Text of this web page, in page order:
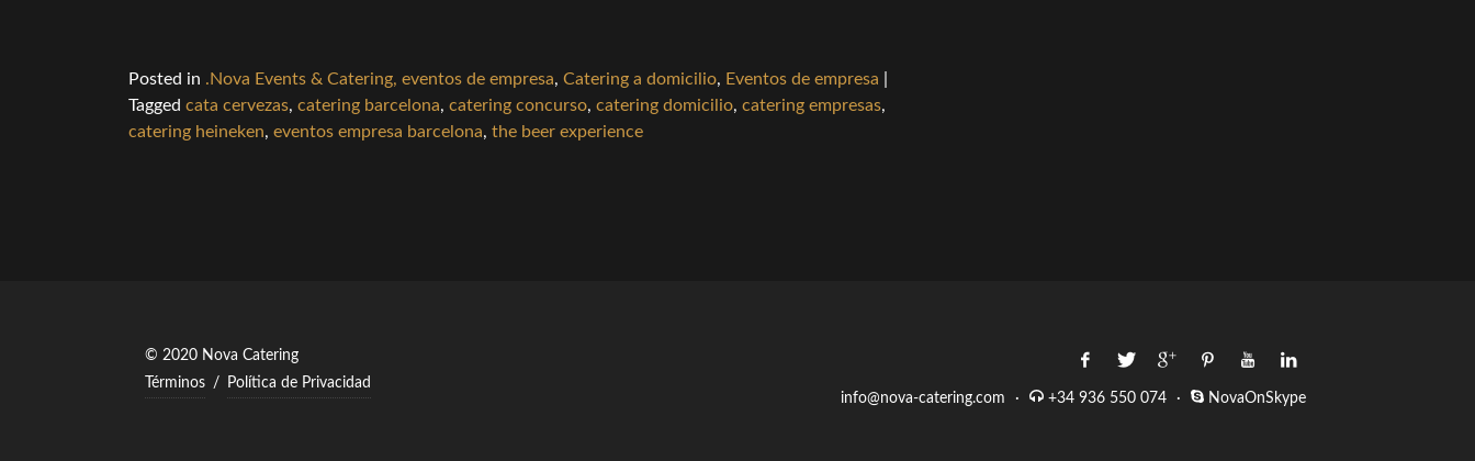
Posted in .Nova Events & Catering, eventos de empresa, Catering a domicilio, Eventos de empresa
Tagged cata cervezas, catering barcelona, catering concurso, catering domicilio, catering empresas,
catering heineken, eventos empresa barcelona, the beer experience
© 2020 Nova Catering
Términos /
Política de Privacidad
info@nova-catering.com
· +34 936 550 074 · NovaOnSkype